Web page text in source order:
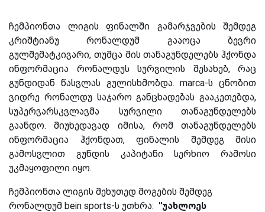
ჩემპიონთა ლიგის ფინალში გამარჯვების შემდეგ
კრიშტიანუ რონალდუმ გააოცა ბევრი
გულშემატკივარი, თუმცა მის თანაგუნდელებს ჰქონდა
ინფორმაცია რონალდუს სურვილის შესახებ, რაც
გუნდიდან წასვლას გულისხმობდა. marca-ს ცნობით
ვიდრე რონალდუ საჯარო განცხადებას გააკეთებდა,
სუპერვარსკვლავმა სურვილი თანაგუნდელებს
გაანდო. მიუხედავად იმისა, რომ თანაგუნდელებს
ინფორმაცია ჰქონდათ, ფინალის შემდეგ მისი
გამოსვლით გუნდის კაპიტანი სერხიო რამოსი
უკმაყოფილი იყო.
ჩემპიონთა ლიგის მეხუთედ მოგების შემდეგ
რონალდუმ bein sports-ს უთხრა: ''უახლოეს